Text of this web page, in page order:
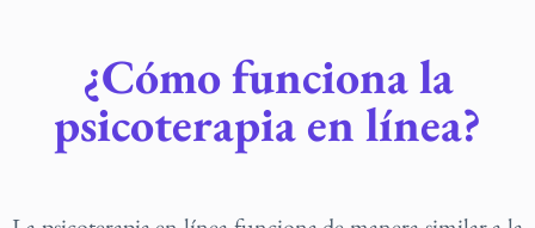
¿Cómo funciona la
psicoterapia en línea?